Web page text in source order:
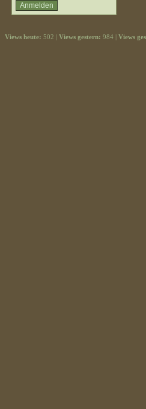
Views heute: 502 | Views gestern: 984 | Views